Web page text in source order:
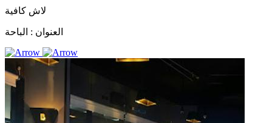
لاش كافية
العنوان : الباحة